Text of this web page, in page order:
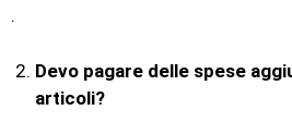
.
Devo pagare delle spese
articoli?